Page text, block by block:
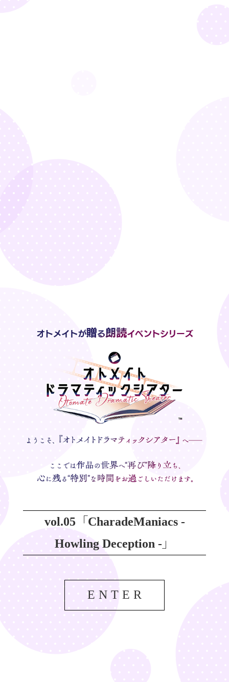
vol.05「CharadeManiacs -
Howling Deception -」
ENTER